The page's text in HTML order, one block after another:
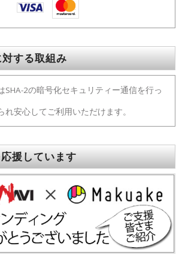
する取組み
SHA-2の暗号化セキュリティー通信を行っ
れ安心してご利用いただけます。
援しています